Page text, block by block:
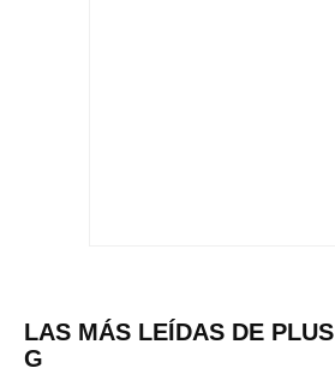
LAS MÁS LEÍDAS DE PLUS
G